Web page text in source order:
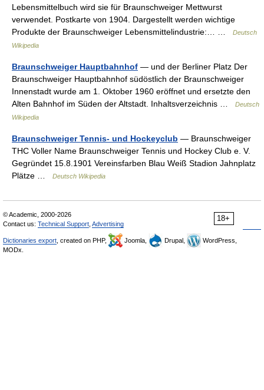
Lebensmittelbuch wird sie für Braunschweiger Mettwurst
verwendet. Postkarte von 1904. Dargestellt werden wichtige
Produkte der Braunschweiger Lebensmittelindustrie:… …
Deutsch
Wikipedia
Braunschweiger Hauptbahnhof — und der Berliner Platz Der
Braunschweiger Hauptbahnhof südöstlich der Braunschweiger
Innenstadt wurde am 1. Oktober 1960 eröffnet und ersetzte den
Alten Bahnhof im Süden der Altstadt. Inhaltsverzeichnis …
Deutsch
Wikipedia
Braunschweiger Tennis- und Hockeyclub — Braunschweiger
THC Voller Name Braunschweiger Tennis und Hockey Club e. V.
Gegründet 15.8.1901 Vereinsfarben Blau Weiß Stadion Jahnplatz
Plätze …
Deutsch Wikipedia
18+
© Academic, 2000-2026
Contact us: Technical Support Advertising
Dictionaries export , created on PHP, Joomla, Drupal,
WordPress,
MODx.